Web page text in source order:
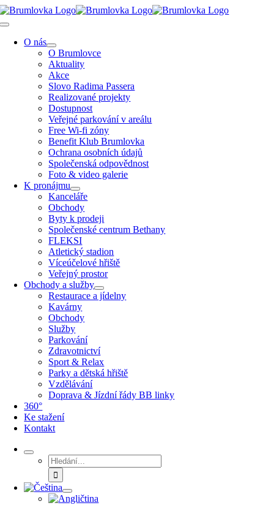
Přeskočit
na
Toggle
Navigation
O nás
O Brumlovce
Aktuality
Akce
Slovo Radima Passera
Realizované projekty
Dostupnost
Veřejné parkování v areálu
Free Wi-fi zóny
Benefit Klub Brumlovka
Ochrana osobních údajů
Společenská odpovědnost
Foto & video galerie
K pronájmu
Kanceláře
Obchody
Byty k prodeji
Společenské centrum Bethany
FLEKSI
Atletický stadion
Víceúčelové hřiště
Veřejný prostor
Obchody a služby
Restaurace a jídelny
Kavárny
Obchody
Služby
Parkování
Zdravotnictví
Sport & Relax
Parky a dětská hřiště
Vzdělávání
Doprava & Jízdní řády BB linky
360°
Ke stažení
Kontakt
Hledat: